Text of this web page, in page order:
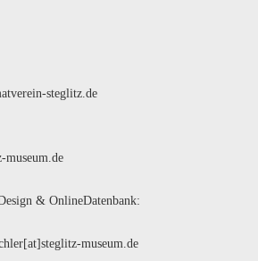
steglitz.de
& OnlineDatenbank:
museum.de